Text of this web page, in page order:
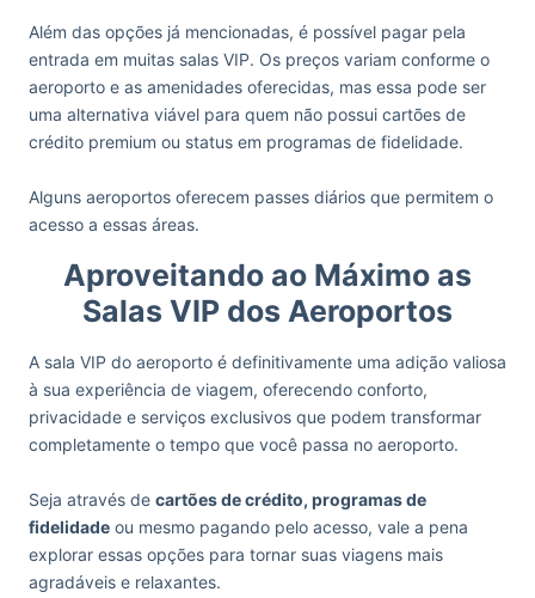
Além das opções já mencionadas, é possível pagar pela
entrada em muitas salas VIP. Os preços variam conforme o
aeroporto e as amenidades oferecidas, mas essa pode ser
uma alternativa viável para quem não possui cartões de
crédito premium ou status em programas de fidelidade.
Alguns aeroportos oferecem passes diários que permitem o
acesso a essas áreas.
Aproveitando ao Máximo as
Salas VIP dos Aeroportos
A sala VIP do aeroporto é definitivamente uma adição valiosa
à sua experiência de viagem, oferecendo conforto,
privacidade e serviços exclusivos que podem transformar
completamente o tempo que você passa no aeroporto.
Seja através de cartões de crédito, programas de
fidelidade ou mesmo pagando pelo acesso, vale a pena
explorar essas opções para tornar suas viagens mais
agradáveis e relaxantes.